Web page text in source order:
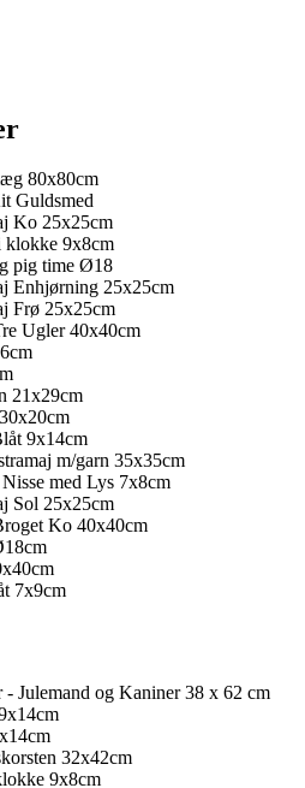
80x80cm
Guldsmed
Ko 25x25cm
klokke 9x8cm
pig time Ø18
Enhjørning 25x25cm
Frø 25x25cm
Ugler 40x40cm
21x29cm
9x14cm
m/garn 35x35cm
med Lys 7x8cm
Sol 25x25cm
Ko 40x40cm
7x9cm
Julemand og Kaniner 38 x 62 cm
32x42cm
9x8cm